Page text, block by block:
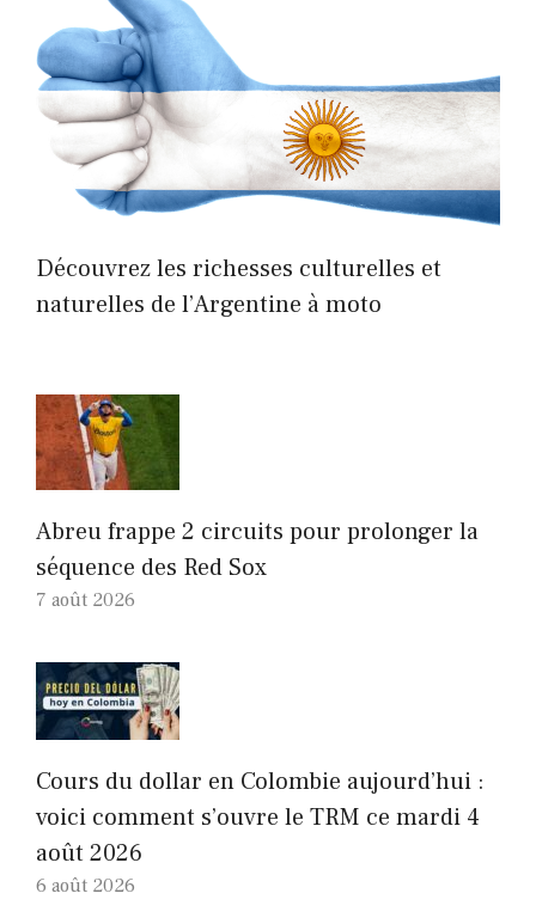
Découvrez les richesses culturelles et
naturelles de l’Argentine à moto
Abreu frappe 2 circuits pour prolonger la
séquence des Red Sox
7 août 2026
Cours du dollar en Colombie aujourd’hui :
voici comment s’ouvre le TRM ce mardi 4
août 2026
6 août 2026